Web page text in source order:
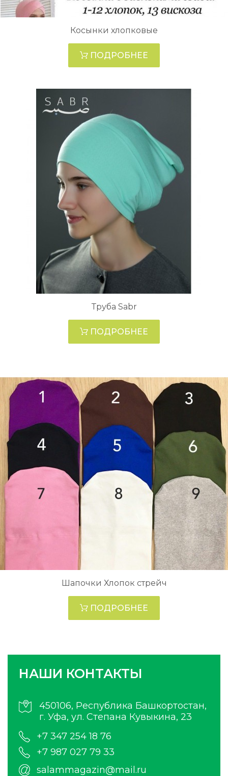
Косынки хлопковые
ПОДРОБНЕЕ
Труба Sabr
ПОДРОБНЕЕ
Шапочки Хлопок стрейч
ПОДРОБНЕЕ
НАШИ КОНТАКТЫ
450106, Республика Башкортостан,
г. Уфа, ул. Степана Кувыкина, 23
+7 347 254 18 76
+7 987 027 79 33
salammagazin@mail.ru